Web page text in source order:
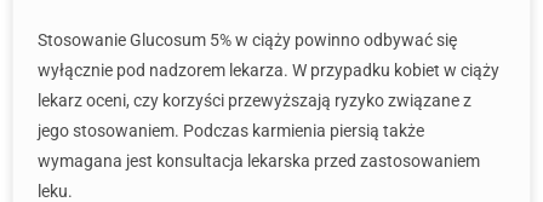
Stosowanie Glucosum 5% w ciąży powinno odbywać się
wyłącznie pod nadzorem lekarza. W przypadku kobiet w ciąży
lekarz oceni, czy korzyści przewyższają ryzyko związane z
jego stosowaniem. Podczas karmienia piersią także
wymagana jest konsultacja lekarska przed zastosowaniem
leku.